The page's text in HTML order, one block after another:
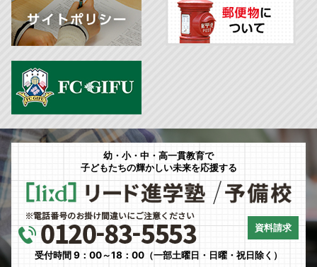
幼・小・中・高一貫教育で
子どもたちの輝かしい未来を応援する
資料請求
受付時間 9：00～18：00（一部土曜日・日曜・祝日除く）